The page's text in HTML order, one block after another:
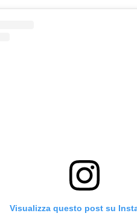
Visualizza questo post su